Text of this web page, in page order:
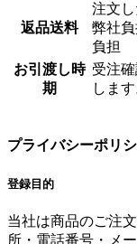
返品送料
注文
弊社
負担
お引渡し時
期
受注
します
プライバシーポリ
登録目的
当社は商品のご注
所・電話番号・メ